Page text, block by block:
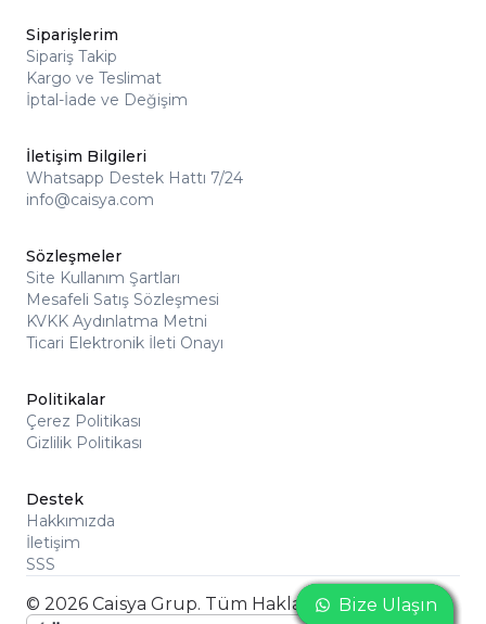
Siparişlerim
Sipariş Takip
Kargo ve Teslimat
İptal-İade ve Değişim
İletişim Bilgileri
Whatsapp Destek Hattı 7/24
info@caisya.com
Sözleşmeler
Site Kullanım Şartları
Mesafeli Satış Sözleşmesi
KVKK Aydınlatma Metni
Ticari Elektronik İleti Onayı
Politikalar
Çerez Politikası
Gizlilik Politikası
Destek
Hakkımızda
İletişim
SSS
© 2026 Caisya Grup. Tüm Hakları SaklıdırBize Ulaşın
Bize Ulaşın
Bize Ulaşın